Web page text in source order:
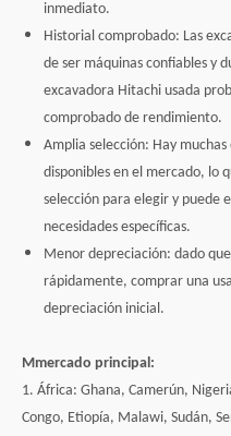
inmediato.
Historial comprobado: Las
de ser máquinas confiables y
excavadora Hitachi usada
comprobado de rendimiento.
Amplia selección: Hay
disponibles en el mercado, lo
selección para elegir y puede
necesidades específicas.
Menor depreciación: dado
rápidamente, comprar una
depreciación inicial.
Mmercado principal:
1. África: Ghana, Camerún,
Congo, Etiopía, Malawi, Sudán,